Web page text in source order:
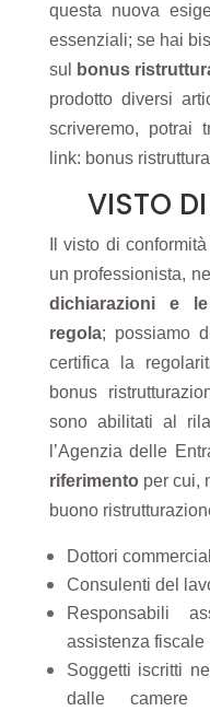
questa nuova
essenziali; se hai
sul
bonus
prodotto diversi
scriveremo, potrai
link: bonus
VISTO
Il visto di
un professionista,
dichiarazioni e
regola; possiamo
certifica la
bonus
sono abilitati al
l’Agenzia delle
riferimento per cui,
buono
Dottori
Consulenti del
Responsabili
assistenza fiscale
Soggetti iscritti
dalle camere